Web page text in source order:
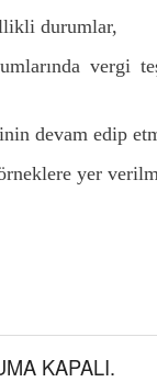
durumlar,
vergi
devam edip
yer
KAPALI.